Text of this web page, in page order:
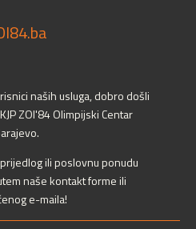
naših usluga, dobro došli
ZOI'84 Olimpijski Centar
ili poslovnu ponudu
naše kontakt forme ili
e-maila!